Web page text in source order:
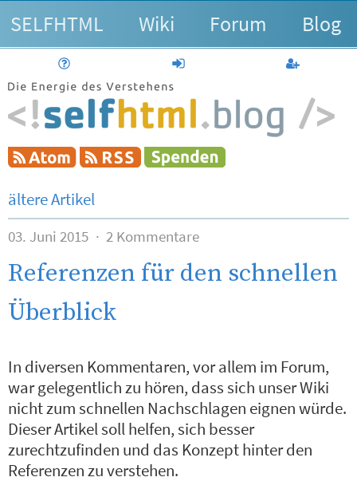
SELFHTML Wiki Forum Blog
anmelden
ältere Artikel
03. Juni 2015 2 Kommentare
Referenzen für den schnellen
Überblick
In diversen Kommentaren, vor allem im Forum,
war gelegentlich zu hören, dass sich unser Wiki
nicht zum schnellen Nachschlagen eignen würde.
Dieser Artikel soll helfen, sich besser
zurechtzufinden und das Konzept hinter den
Referenzen zu verstehen.